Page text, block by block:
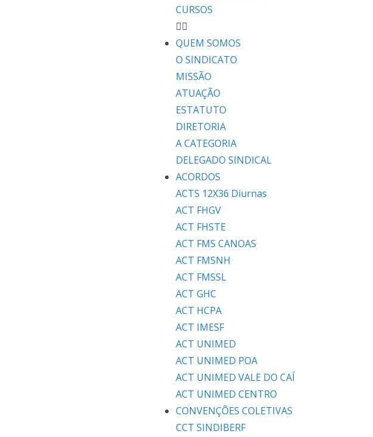
CURSOS
QUEM SOMOS
O SINDICATO
MISSÃO
ATUAÇÃO
ESTATUTO
DIRETORIA
A CATEGORIA
DELEGADO SINDICAL
ACORDOS
ACTS 12X36 Diurnas
ACT FHGV
ACT FHSTE
ACT FMS CANOAS
ACT FMSNH
ACT FMSSL
ACT GHC
ACT HCPA
ACT IMESF
ACT UNIMED
ACT UNIMED POA
ACT UNIMED VALE DO CAÍ
ACT UNIMED CENTRO
CONVENÇÕES COLETIVAS
CCT SINDIBERF